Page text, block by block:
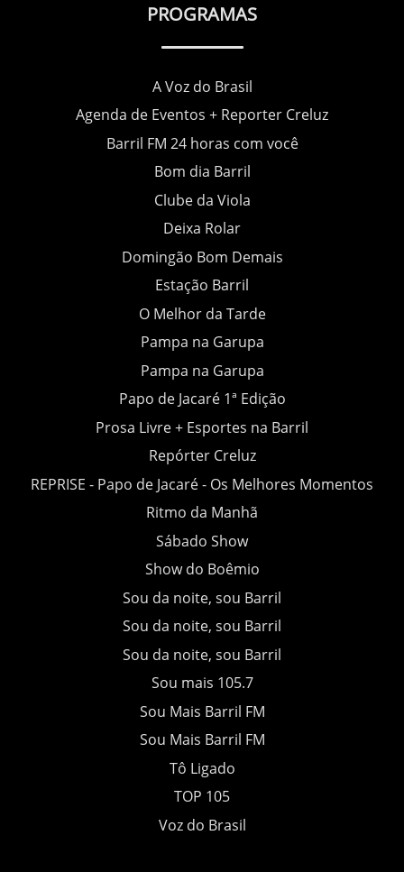
PROGRAMAS
A Voz do Brasil
Agenda de Eventos + Reporter Creluz
Barril FM 24 horas com você
Bom dia Barril
Clube da Viola
Deixa Rolar
Domingão Bom Demais
Estação Barril
O Melhor da Tarde
Pampa na Garupa
Pampa na Garupa
Papo de Jacaré 1ª Edição
Prosa Livre + Esportes na Barril
Repórter Creluz
REPRISE - Papo de Jacaré - Os Melhores Momentos
Ritmo da Manhã
Sábado Show
Show do Boêmio
Sou da noite, sou Barril
Sou da noite, sou Barril
Sou da noite, sou Barril
Sou mais 105.7
Sou Mais Barril FM
Sou Mais Barril FM
Tô Ligado
TOP 105
Voz do Brasil